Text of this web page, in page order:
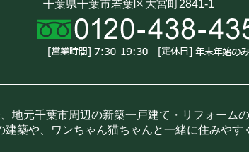
千葉県千葉市若葉区大宮町2841-1
地元千葉市周辺の新築一戸建て・リフォーム
築や、ワンちゃん猫ちゃんと一緒に住みやす